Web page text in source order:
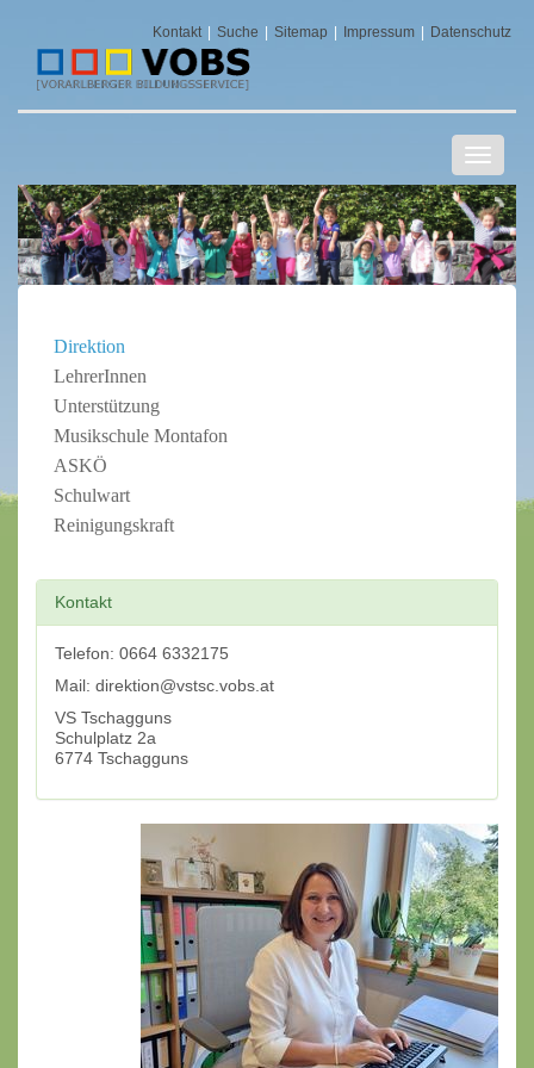
Kontakt Suche Sitemap Impressum Datenschutz
ein-/
Direktion
LehrerInnen
Unterstützung
Musikschule Montafon
ASKÖ
Schulwart
Reinigungskraft
Kontakt
Telefon: 0664 6332175
Mail: direktion@vstsc.vobs.at
VS Tschagguns
Schulplatz 2a
6774 Tschagguns